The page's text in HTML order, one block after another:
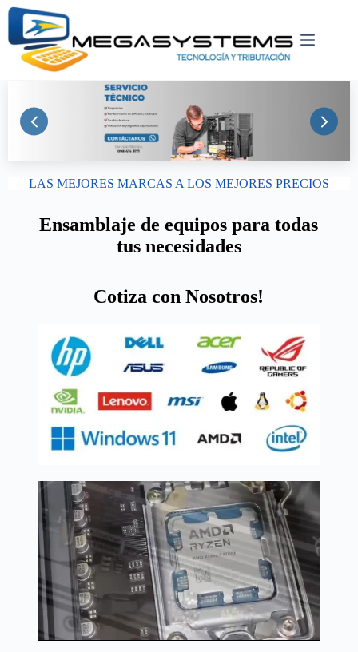
LAS MEJORES MARCAS A LOS MEJORES PRECIOS
Ensamblaje de equipos para todas
tus necesidades
Cotiza con Nosotros!